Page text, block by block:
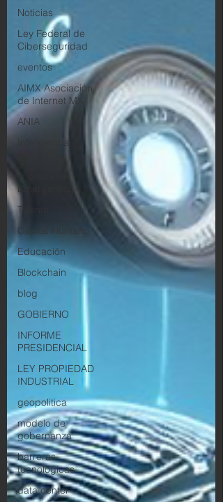
Noticias
Ley Federal de
Ciberseguridad
eventos
AIMX Asociación
de Internet MX
ANIA
Inteligencia
Emergentes
Talento
Capital Humano
Educación
Blockchain
blog
GOBIERNO
INFORME
PRESIDENCIAL
LEY PROPIEDAD
INDUSTRIAL
geopolitica
modelo de
gobernanza
barreras
tecnologicas
data center